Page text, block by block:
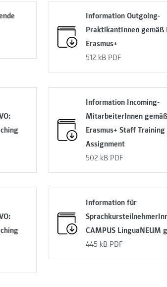
Information Outgoing-
PraktikantInnen gemäß
Erasmus+
512 kB PDF
Information Incoming-
MitarbeiterInnen gemäß
Erasmus+ Staff
Assignment
502 kB PDF
Information für
CAMPUS LinguaNEUM
445 kB PDF